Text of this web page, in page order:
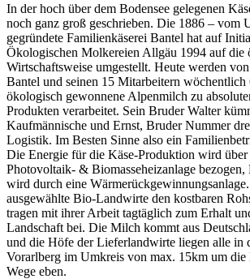
In der hoch über dem Bodensee gelegenen
noch ganz groß geschrieben. Die 1886 – vom
gegründete Familienkäserei Bantel hat auf
Ökologischen Molkereien Allgäu 1994 auf die
Wirtschaftsweise umgestellt. Heute werden
Bantel und seinen 15 Mitarbeitern
ökologisch gewonnene Alpenmilch zu
Produkten verarbeitet. Sein Bruder Walter
Kaufmännische und Ernst, Bruder Nummer
Logistik. Im Besten Sinne also ein
Die Energie für die Käse-Produktion wird über
Photovoltaik- & Biomasseheizanlage bezogen,
wird durch eine
ausgewählte Bio-Landwirte den kostbaren
tragen mit ihrer Arbeit tagtäglich zum Erhalt
Landschaft bei. Die Milch kommt aus
und die Höfe der Lieferlandwirte liegen alle in
Vorarlberg im Umkreis von max. 15km um
Wege eben.